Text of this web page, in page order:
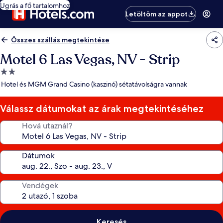
Ugrás a fő tartalomhoz
Letöltöm az appot
Összes szállás megtekintése
Motel 6 Las Vegas, NV - Strip
2.0
csillagos
Hotel és MGM Grand Casino (kaszinó) sétatávolságra vannak
Válassz dátumokat az árak megtekintéséhez
Hová utaznál?
Dátumok
Vendégek